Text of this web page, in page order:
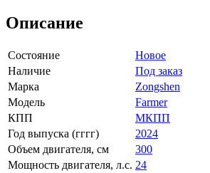
Описание
Состояние
Новое
Наличие
Под заказ
Марка
Zongshen
Модель
Farmer
КПП
МКПП
Год выпуска (гггг)
2024
Объем двигателя, см
300
Мощность двигателя, л.с. 24